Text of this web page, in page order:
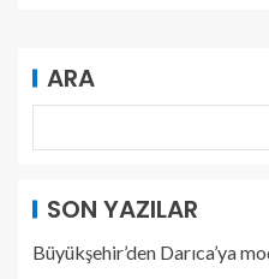
ARA
SON YAZILAR
Büyükşehir’den Darıca’ya